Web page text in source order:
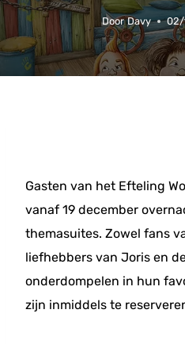
Door Davy 02/
Gasten van het Efteling
vanaf 19 december
themasuites. Zowel fans
liefhebbers van Joris en
onderdompelen in hun
zijn inmiddels te